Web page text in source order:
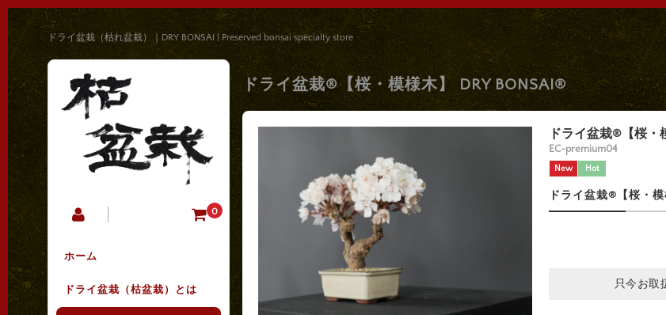
ドライ盆栽（枯れ盆栽）｜DRY BONSAI | Preserved bonsai specialty store
0
ホーム
ドライ盆栽（枯盆栽）とは
ドライ盆栽®【桜・模様木】 DRY BONSAI®
ドライ盆栽®【桜・
EC-premium04
New Hot
ドライ盆栽®【桜・
只今お取